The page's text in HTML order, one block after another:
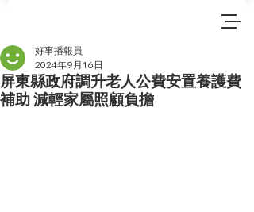
屏東縣政府調升老人公費安置養護費
補助 減輕家屬照顧負擔
好事播報員
2024年9月16日